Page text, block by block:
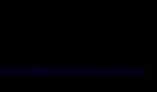
til vores produktion i